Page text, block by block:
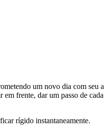
um novo dia com seu
frente, dar um passo de
rígido instantaneamente.